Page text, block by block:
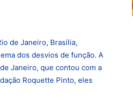
de Janeiro, Brasília,
dos desvios de função. A
Janeiro, que contou com a
Roquette Pinto, eles